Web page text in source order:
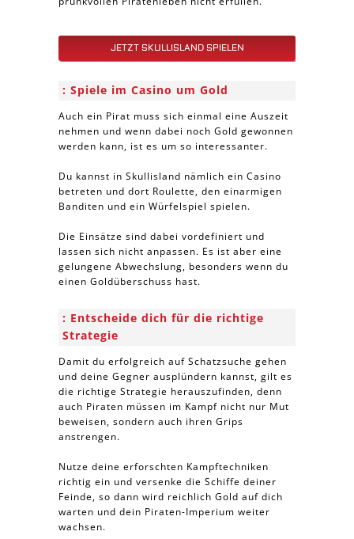
JETZT SKULLISLAND SPIELEN
Spiele im Casino um Gold
Auch ein Pirat muss sich einmal eine Auszeit
nehmen und wenn dabei noch Gold gewonnen
werden kann, ist es um so interessanter.
Du kannst in Skullisland nämlich ein Casino
betreten und dort Roulette, den einarmigen
Banditen und ein Würfelspiel spielen.
Die Einsätze sind dabei vordefiniert und
lassen sich nicht anpassen. Es ist aber eine
gelungene Abwechslung, besonders wenn du
einen Goldüberschuss hast.
Entscheide dich für die richtige
Strategie
Damit du erfolgreich auf Schatzsuche gehen
und deine Gegner ausplündern kannst, gilt es
die richtige Strategie herauszufinden, denn
auch Piraten müssen im Kampf nicht nur Mut
beweisen, sondern auch ihren Grips
anstrengen.
Nutze deine erforschten Kampftechniken
richtig ein und versenke die Schiffe deiner
Feinde, so dann wird reichlich Gold auf dich
warten und dein Piraten-Imperium weiter
wachsen.